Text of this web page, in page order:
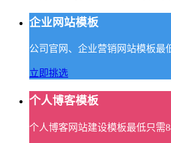
企业网站模板
公司官网、企业营销网站模板最
立即挑选
个人博客模板
个人博客网站建设模板最低只需